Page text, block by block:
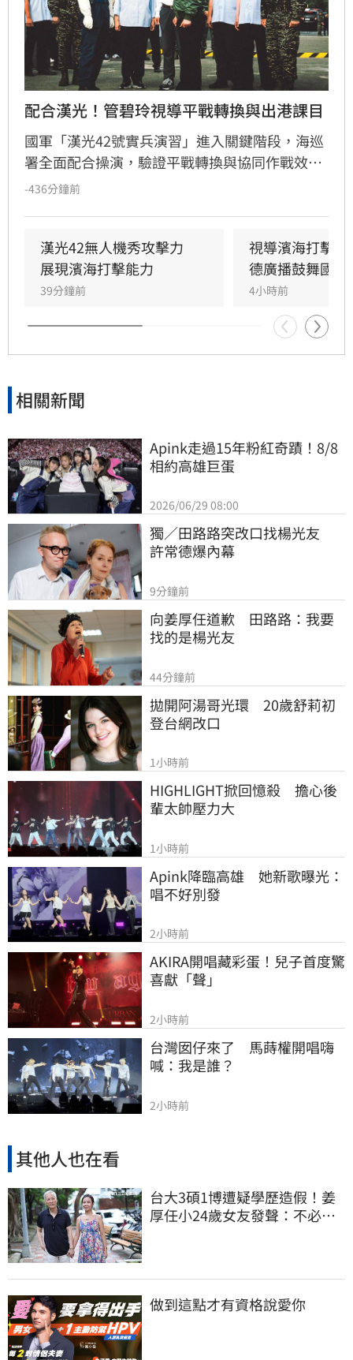
配合漢光！管碧玲視導平戰轉換與出港課目
國軍「漢光42號實兵演習」進入關鍵階段，海巡
署全面配合操演，驗證平戰轉換與協同作戰效
能。海委會主委管碧玲親赴台北港與左營軍港視
-436分鐘前
漢光42無人機秀攻擊力
展現濱海打擊能力
39分鐘前
視導濱海打擊
德廣播鼓舞國軍
4小時前
相關新聞
Apink走過15年粉紅奇蹟！8/8
相約高雄巨蛋
2026/06/29 08:00
獨／田路路突改口找楊光友
許常德爆內幕
9分鐘前
向姜厚任道歉　田路路：我要
找的是楊光友
44分鐘前
拋開阿湯哥光環　20歲舒莉初
登台網改口
1小時前
HIGHLIGHT掀回憶殺　擔心後
輩太帥壓力大
1小時前
Apink降臨高雄　她新歌曝光：
唱不好別發
2小時前
AKIRA開唱藏彩蛋！兒子首度驚
喜獻「聲」
2小時前
台灣囡仔來了　馬蒔權開唱嗨
喊：我是誰？
2小時前
其他人也在看
台大3碩1博遭疑學歷造假！姜
厚任小24歲女友發聲：不必證
做到這點才有資格說愛你